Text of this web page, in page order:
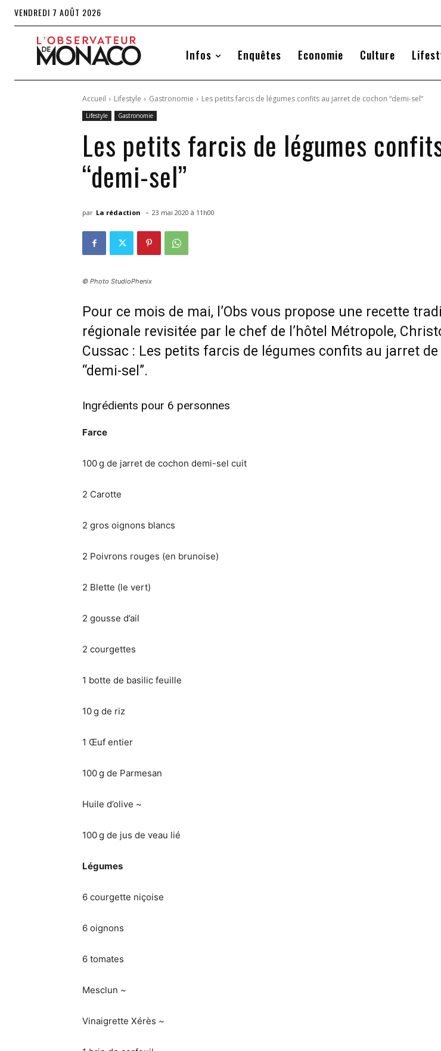
VENDREDI 7 AOÛT 2026
Infos Enquêtes Economie Culture
Accueil Lifestyle Gastronomie Les petits farcis de légumes confits au jarret de cochon “demi-sel”
Lifestyle Gastronomie
Les petits farcis de légumes
“demi-sel”
par La rédaction - 23 mai 2020 à 11h00
© Photo StudioPhenix
Pour ce mois de mai, l’Obs vous propose une recette
régionale revisitée par le chef de l’hôtel Métropole,
Cussac : Les petits farcis de légumes confits au jarret
“demi-sel”.
Ingrédients pour 6 personnes
Farce
100 g de jarret de cochon demi-sel cuit
2 Carotte
2 gros oignons blancs
2 Poivrons rouges (en brunoise)
2 Blette (le vert)
2 gousse d’ail
2 courgettes
1 botte de basilic feuille
10 g de riz
1 Œuf entier
100 g de Parmesan
Huile d’olive ~
100 g de jus de veau lié
Légumes
6 courgette niçoise
6 oignons
6 tomates
Mesclun ~
Vinaigrette Xérès ~